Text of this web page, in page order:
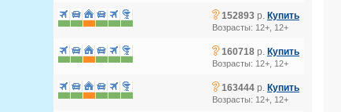
? 152893 р. Купить
Возрасты: 12+, 12+
? 160718 р. Купить
Возрасты: 12+, 12+
? 163444 р. Купить
Возрасты: 12+, 12+